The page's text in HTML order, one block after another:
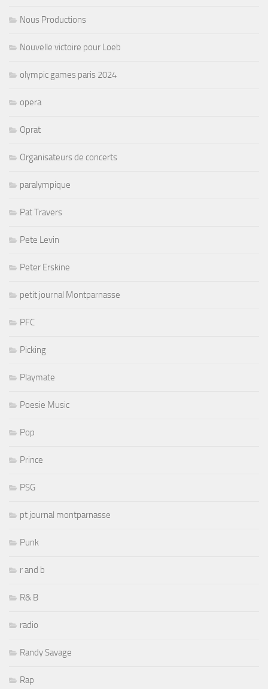
Nous Productions
Nouvelle victoire pour Loeb
olympic games paris 2024
opera
Oprat
Organisateurs de concerts
paralympique
Pat Travers
Pete Levin
Peter Erskine
petit journal Montparnasse
PFC
Picking
Playmate
Poesie Music
Pop
Prince
PSG
pt journal montparnasse
Punk
r and b
R& B
radio
Randy Savage
Rap